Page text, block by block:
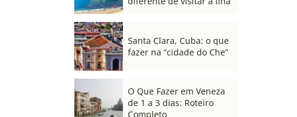
Santa Clara, Cuba: o que
fazer na “cidade do Che”
O Que Fazer em Veneza
de 1 a 3 dias: Roteiro
Completo